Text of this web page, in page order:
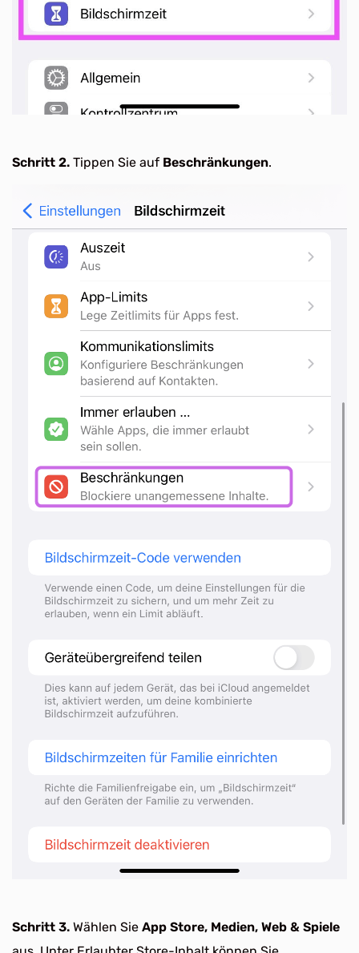
Schritt 2. Tippen Sie auf Beschränkungen.
Schritt 3. Wählen Sie App Store, Medien, Web & Spiele